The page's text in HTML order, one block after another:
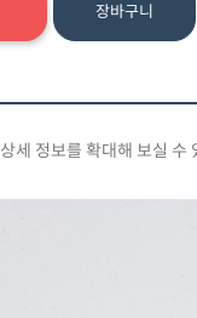
장바구니
상세 정보를 확대해 보실 수